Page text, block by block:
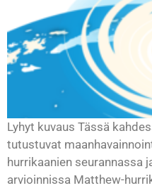
Lyhyt kuvaus Tässä
tutustuvat
hurrikaanien seurannassa
arvioinnissa Matthew-